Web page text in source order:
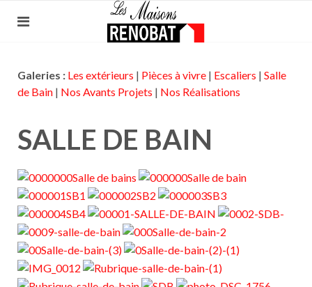
Galeries : Les extérieurs | Pièces à vivre | Escaliers | Salle
de Bain | Nos Avants Projets | Nos Réalisations
SALLE DE BAIN